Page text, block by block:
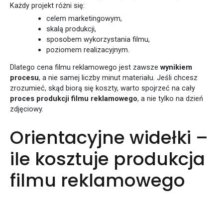
Każdy projekt różni się:
celem marketingowym,
skalą produkcji,
sposobem wykorzystania filmu,
poziomem realizacyjnym.
Dlatego cena filmu reklamowego jest zawsze wynikiem
procesu, a nie samej liczby minut materiału. Jeśli chcesz
zrozumieć, skąd biorą się koszty, warto spojrzeć na cały
proces produkcji filmu reklamowego, a nie tylko na dzień
zdjęciowy.
Orientacyjne widełki –
ile kosztuje produkcja
filmu reklamowego